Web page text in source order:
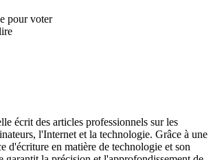
pour voter
écrit des articles professionnels sur les
l'Internet et la technologie. Grâce à une
d'écriture en matière de technologie et son